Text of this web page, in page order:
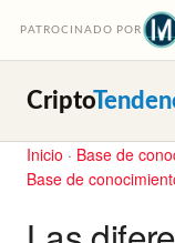
PATROCINADO POR
Cripto
Inicio · Base de
Base de